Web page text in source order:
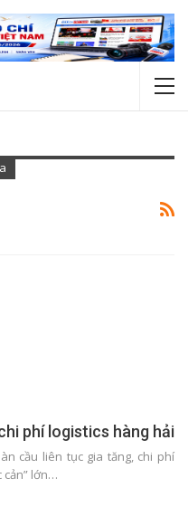
phí logistics hàng hải
cầu liên tục gia tăng, chi phí
cản” lớn…